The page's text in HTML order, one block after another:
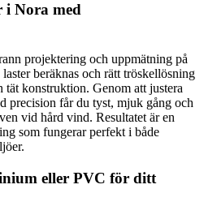
Nora med
projektering och uppmätning på
beräknas och rätt tröskellösning
tät konstruktion. Genom att justera
precision får du tyst, mjuk gång och
vid hård vind. Resultatet är en
som fungerar perfekt i både
eller PVC för ditt